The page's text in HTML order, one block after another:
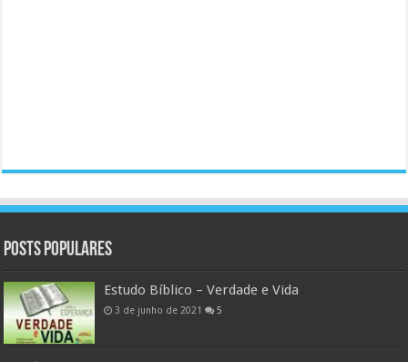
Posts populares
Estudo Bíblico – Verdade e Vida
3 de junho de 2021 5